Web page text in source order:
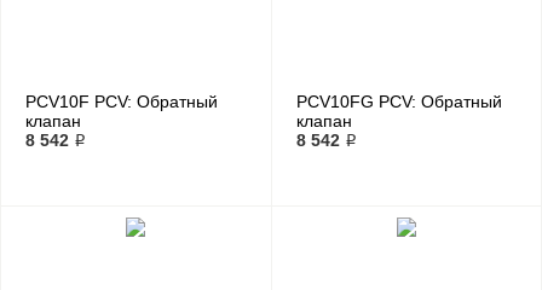
PCV10F PCV: Обратный
клапан
8 542 ₽
PCV10FG PCV: Обратный
клапан
8 542 ₽